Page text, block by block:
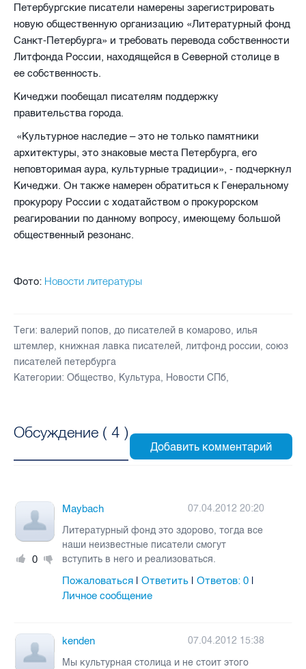
Петербургские писатели намерены зарегистрировать
новую общественную организацию «Литературный фонд
Санкт-Петербурга» и требовать перевода собственности
Литфонда России, находящейся в Северной столице в
ее собственность.
Кичеджи пообещал писателям поддержку
правительства города.
«Культурное наследие – это не только памятники
архитектуры, это знаковые места Петербурга, его
неповторимая аура, культурные традиции», - подчеркнул
Кичеджи. Он также намерен обратиться к Генеральному
прокурору России с ходатайством о прокурорском
реагировании по данному вопросу, имеющему большой
общественный резонанс.
Фото: Новости литературы
Теги: валерий попов, до писателей в комарово, илья
штемлер, книжная лавка писателей, литфонд россии, союз
писателей петербурга
Категории: Общество, Культура, Новости СПб,
Обсуждение ( 4 )
0
Maybach
07.04.2012 20:20
Литературный фонд это здорово, тогда все
наши неизвестные писатели смогут
вступить в него и реализоваться.
Пожаловаться |Ответить |Ответов:0
Личное сообщение
kenden
07.04.2012 15:38
Мы культурная столица и не стоит этого